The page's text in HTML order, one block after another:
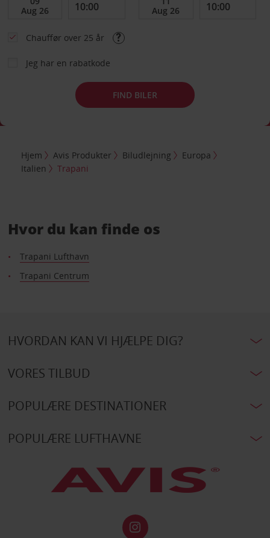
Chauffør over 25 år
Jeg har en rabatkode
FIND BILER
Hjem Avis Produkter Biludlejning
Europa
Italien
Trapani
Hvor du kan finde os
Trapani Lufthavn
Trapani Centrum
HVORDAN KAN VI HJÆLPE DIG?
VORES TILBUD
POPULÆRE DESTINATIONER
POPULÆRE LUFTHAVNE